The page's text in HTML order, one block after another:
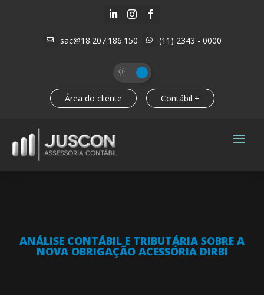
  
 sac@18.207.186.150  (11) 2343 - 0000
Área do cliente Contábil +
ANÁLISE CONTÁBIL E TRIBUTÁRIA SOBRE A
NOVA OBRIGAÇÃO ACESSÓRIA DIRBI